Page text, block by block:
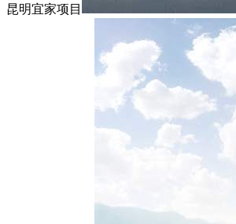
昆明宜家项目